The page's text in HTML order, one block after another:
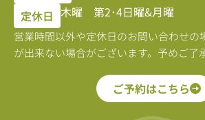
定休日 木曜 第2･4日曜&月曜
営業時間以外や定休日のお問い合わせの
が出来ない場合がございます。予めご了
ご予約はこちら